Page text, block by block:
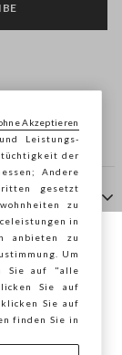
Leistungs-
der
Andere
gesetzt
zu
in
anbieten zu
Um
Sie auf "alle
Sie auf
Sie auf
finden Sie in
Akzeptieren